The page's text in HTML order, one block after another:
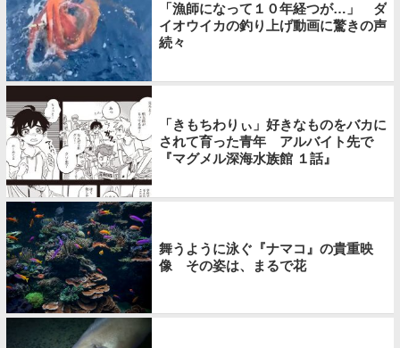
「漁師になって１０年経つが…」 ダ
イオウイカの釣り上げ動画に驚きの声
続々
「きもちわりぃ」好きなものをバカに
されて育った青年 アルバイト先で
『マグメル深海水族館 １話』
舞うように泳ぐ『ナマコ』の貴重映
像 その姿は、まるで花